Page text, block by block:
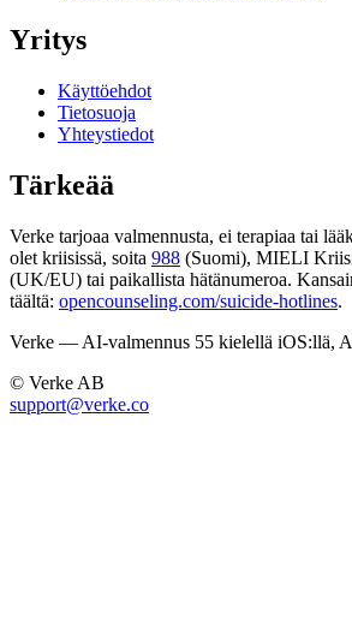
Yritys
Käyttöehdot
Tietosuoja
Yhteystiedot
Tärkeää
Verke tarjoaa valmennusta, ei terapiaa tai
olet kriisissä, soita 988 (Suomi), MIELI
(UK/EU) tai paikallista hätänumeroa.
täältä: opencounseling.com/suicide-hotlines.
Verke — AI-valmennus 55 kielellä iOS:llä,
© Verke AB
support@verke.co